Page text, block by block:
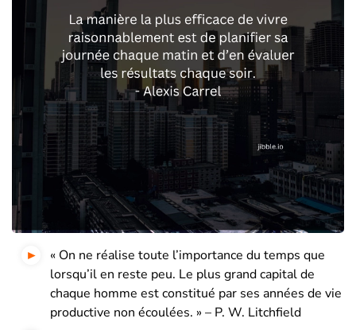
« On ne réalise toute l’importance du temps que
lorsqu’il en reste peu. Le plus grand capital de
chaque homme est constitué par ses années de vie
productive non écoulées. » – P. W. Litchfield